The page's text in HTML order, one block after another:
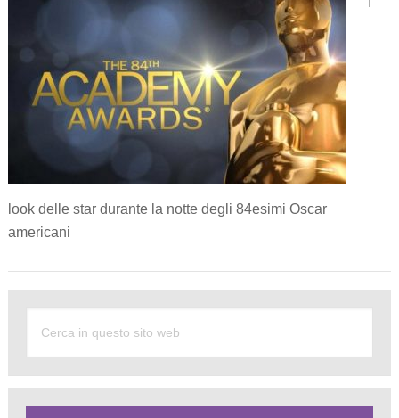
look delle star durante la notte degli 84esimi Oscar
americani